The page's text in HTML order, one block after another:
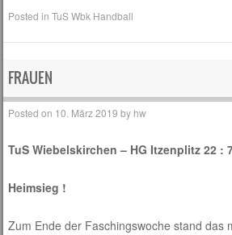
Posted inTuS Wbk Handball
FRAUEN
Posted on 10. März 2019 by hw
TuS Wiebelskirchen – HG Itzenplitz 22 :
Heimsieg !
Zum Ende der Faschingswoche stand das